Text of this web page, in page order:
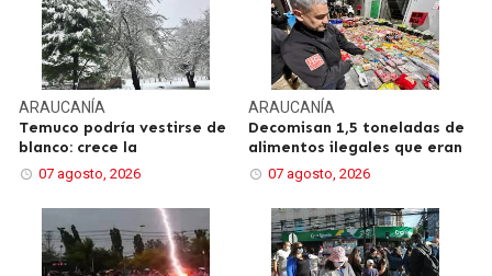
ARAUCANÍA
Temuco podría vestirse de
blanco: crece la
07 agosto, 2026
ARAUCANÍA
Decomisan 1,5 toneladas de
alimentos ilegales que eran
07 agosto, 2026